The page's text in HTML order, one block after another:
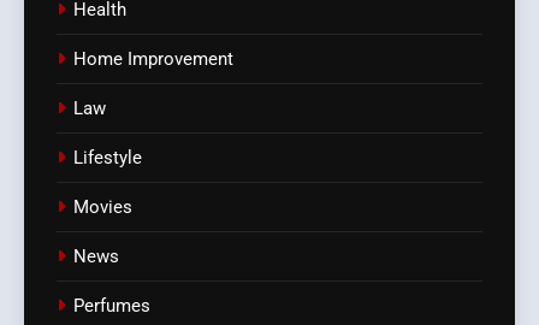
Health
Home Improvement
Law
Lifestyle
Movies
News
Perfumes